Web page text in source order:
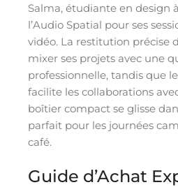
Salma, étudiante en design
l’Audio Spatial pour ses
vidéo. La restitution précise
mixer ses projets avec une
professionnelle, tandis que
facilite les collaborations
boîtier compact se glisse
parfait pour les journées
café.
Guide d’Achat